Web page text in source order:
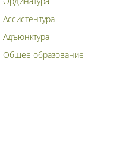
Ассистентура
Адъюнктура
Общее образование